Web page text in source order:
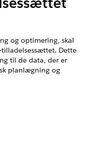
og optimering, skal
Dette
til de data, der er
planlægning og
Health